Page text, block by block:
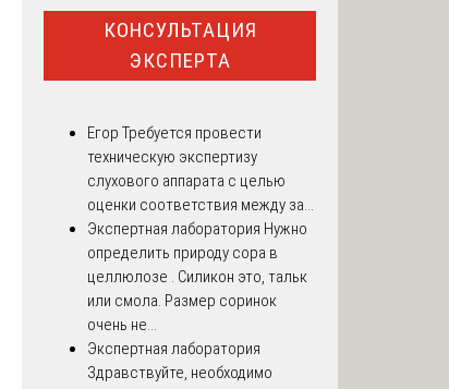
КОНСУЛЬТАЦИЯ
ЭКСПЕРТА
Егор Требуется провести
техническую экспертизу
слухового аппарата с целью
оценки соответствия между за...
Экспертная лаборатория Нужно
определить природу сора в
целлюлозе . Силикон это, тальк
или смола. Размер соринок
очень не...
Экспертная лаборатория
Здравствуйте, необходимо